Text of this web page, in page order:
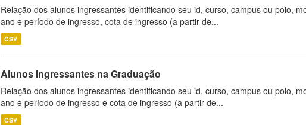
Relação dos alunos ingressantes identificando seu id, curso, campus ou polo,
ano e período de ingresso, cota de ingresso (a partir de...
CSV
Alunos Ingressantes na Graduação
Relação dos alunos ingressantes identificando seu id, curso, campus ou polo,
ano e período de ingresso e cota de ingresso (a partir de...
CSV